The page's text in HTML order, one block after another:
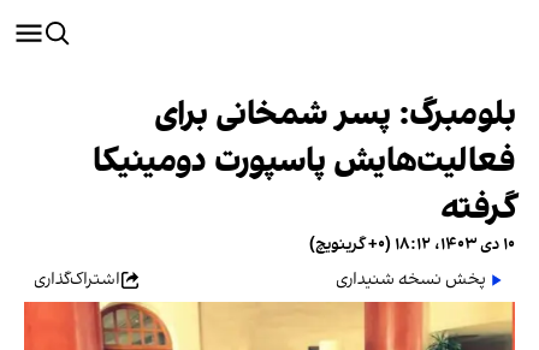
بلومبرگ: پسر شمخانی برای
فعالیت‌هایش پاسپورت دومینیکا
گرفته
۱۰ دی ۱۴۰۳، ۱۸:۱۲ (‎+۰ گرینویچ)
پخش نسخه شنیداری
اشتراک‌گذاری